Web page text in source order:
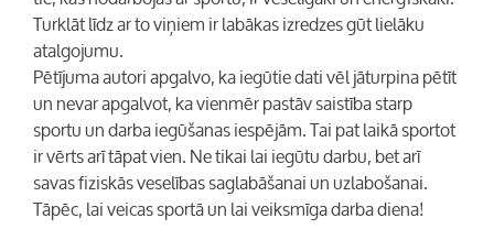
Turklāt līdz ar to viņiem ir labākas izredzes gūt lielāku
atalgojumu.
Pētījuma autori apgalvo, ka iegūtie dati vēl jāturpina pētīt
un nevar apgalvot, ka vienmēr pastāv saistība starp
sportu un darba iegūšanas iespējām. Tai pat laikā sportot
ir vērts arī tāpat vien. Ne tikai lai iegūtu darbu, bet arī
savas fiziskās veselības saglabāšanai un uzlabošanai.
Tāpēc, lai veicas sportā un lai veiksmīga darba diena!